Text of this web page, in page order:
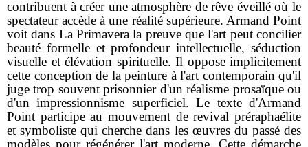
contribuent à créer une atmosphère de rêve éveillé où le
spectateur accède à une réalité supérieure. Armand Point
voit dans La Primavera la preuve que l'art peut concilier
beauté formelle et profondeur intellectuelle, séduction
visuelle et élévation spirituelle. Il oppose implicitement
cette conception de la peinture à l'art contemporain qu'il
juge trop souvent prisonnier d'un réalisme prosaïque ou
d'un impressionnisme superficiel. Le texte d'Armand
Point participe au mouvement de revival préraphaélite
et symboliste qui cherche dans les œuvres du passé des
modèles pour régénérer l'art moderne. Cette démarche